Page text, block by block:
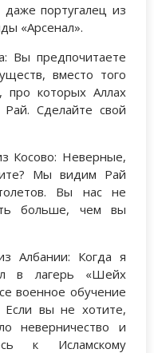
португалец из
«Арсенал».
Вы предпочитаете
вместо того
которых Аллах
Сделайте свой
Косово: Неверные,
Мы видим Рай
Вы нас не
больше, чем вы
Албании: Когда я
в лагерь «Шейх
военное обучение
Если вы не хотите,
неверничество и
к Исламскому